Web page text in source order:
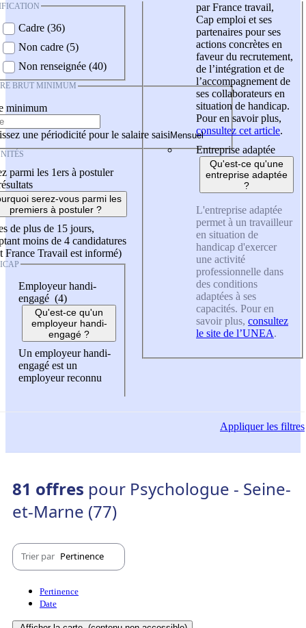
Cadre (36)
Non cadre (5)
Non renseignée (40)
BRUT MINIMUM
minimum
une périodicité pour le salaire saisi
parmi les 1ers à postuler
serez-vous parmi les
premiers à postuler ?
de plus de 15 jours,
moins de 4 candidatures
France Travail est informé)
Employeur handi-
engagé (4)
Qu'est-ce qu'un
employeur handi-
engagé ?
Un employeur handi-
engagé est un
employeur reconnu
par France travail,
Cap emploi et ses
partenaires pour ses
actions concrètes en
faveur du recrutement,
de l’intégration et de
l’accompagnement de
ses collaborateurs en
situation de handicap.
Pour en savoir plus,
consultez cet article.
Entreprise adaptée
Qu'est-ce qu'une
entreprise adaptée
?
L'entreprise adaptée
permet à un travailleur
en situation de
handicap d'exercer
une activité
professionnelle dans
des conditions
adaptées à ses
capacités. Pour en
savoir plus, consultez
le site de l’UNEA.
Appliquerles filtres
81 offres pour Psychologue - Seine-
et-Marne (77)
Trier par Pertinence
Pertinence
Date